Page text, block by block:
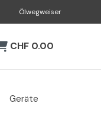
Ölwegweiser
CHF 0.00
Geräte